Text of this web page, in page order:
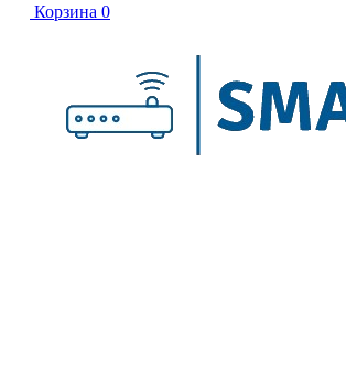
Корзина 0